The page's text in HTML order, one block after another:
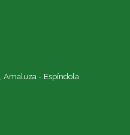
Amaluza - Espíndola